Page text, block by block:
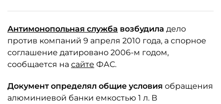
Антимонопольная служба возбудила дело
против компаний 9 апреля 2010 года, а спорное
соглашение датировано 2006-м годом,
сообщается на сайте ФАС.
Документ определял общие условия обращения
алюминиевой банки емкостью 1 л. В